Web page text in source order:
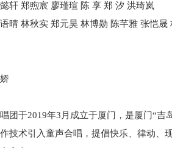
轩 郑煦宸 廖瑾瑄 陈 享 郑 汐 洪琦岚
晴 林秋实 郑元昊 林博勋 陈芊雅 张恺晟
团于2019年3月成立于厦门，是厦门“
技术引入童声合唱，提倡快乐、律动、